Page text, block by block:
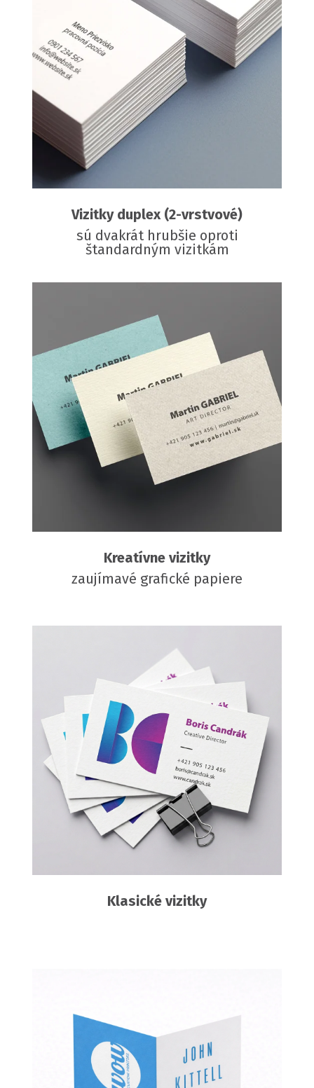
Vizitky duplex (2-vrstvové)
sú dvakrát hrubšie oproti
štandardným vizitkám
Kreatívne vizitky
zaujímavé grafické papiere
Klasické vizitky